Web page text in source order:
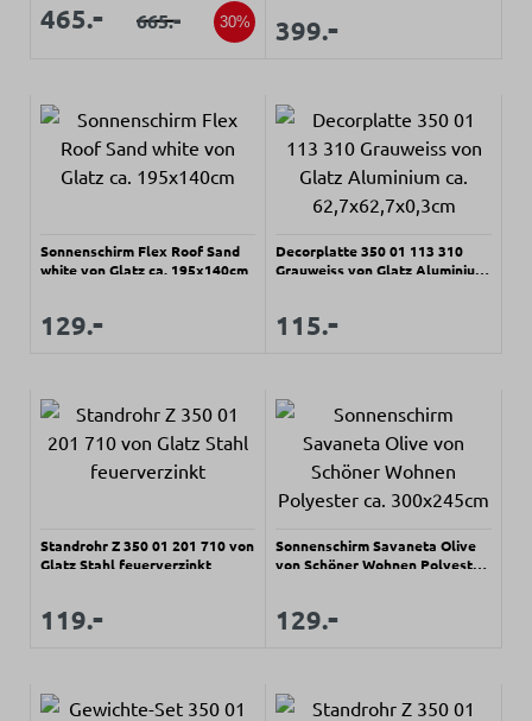
Verkaufspreis:
465.- Regulärer Preis:
665.- 30% Verkaufspreis:
399.-
Sonnenschirm Flex Roof Sand
white von Glatz ca. 195x140cm
Regulärer Preis:
Verkaufspreis:
129.-
Decorplatte 350 01 113 310
Grauweiss von Glatz Aluminium
Verkaufspreis:
115.-
Standrohr Z 350 01 201 710 von
Glatz Stahl feuerverzinkt
Regulärer Preis:
Verkaufspreis:
119.-
Sonnenschirm Savaneta Olive
von Schöner Wohnen Polyester
Verkaufspreis:
129.-